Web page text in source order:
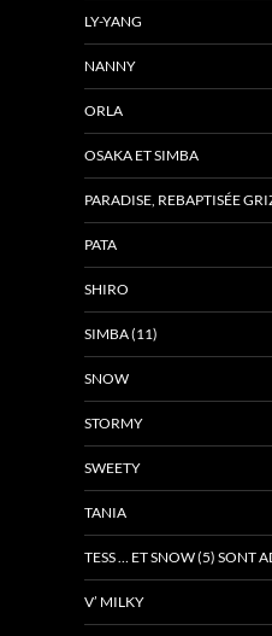
LY-YANG
NANNY
ORLA
OSAKA ET SIMBA
PARADISE, REBAPTISÉE
PATA
SHIRO
SIMBA (11)
SNOW
STORMY
SWEETY
TANIA
TESS … ET SNOW (5) SONT
V’ MILKY